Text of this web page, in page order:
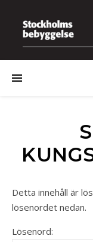
Detta innehåll är
lösenordet nedan.
Lösenord: